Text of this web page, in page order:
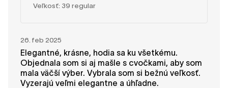
Veľkosť: 39 regular
26. feb 2025
Elegantné, krásne, hodia sa ku všetkému.
Objednala som si aj mašle s cvočkami, aby som
mala väčší výber. Vybrala som si bežnú veľkosť.
Vyzerajú veľmi elegantne a úhľadne.